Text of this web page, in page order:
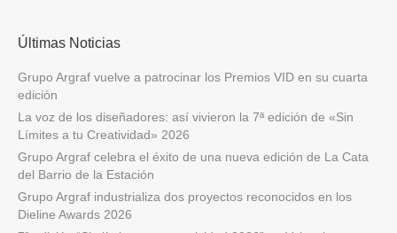
Últimas Noticias
Grupo Argraf vuelve a patrocinar los Premios VID en su cuarta
edición
La voz de los diseñadores: así vivieron la 7ª edición de «Sin
Límites a tu Creatividad» 2026
Grupo Argraf celebra el éxito de una nueva edición de La Cata
del Barrio de la Estación
Grupo Argraf industrializa dos proyectos reconocidos en los
Dieline Awards 2026